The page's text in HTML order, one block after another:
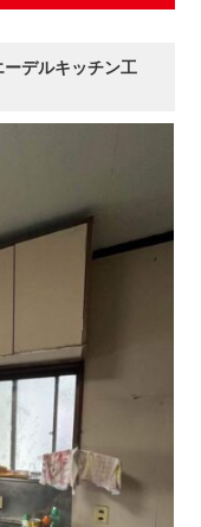
デルキッチン工